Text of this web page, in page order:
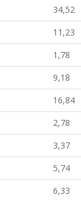
34,52
11,23
1,78
9,18
16,84
2,78
3,37
5,74
6,33